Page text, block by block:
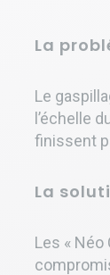
La
Le
l’échelle
finissent
La
Les «